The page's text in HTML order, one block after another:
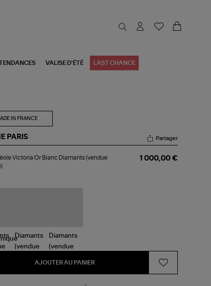
VALISE D'ÉTÉ LAST CHANCE
IN FRANCE
PARIS Partager
Victoria Or Blanc Diamants (vendue
1 000,00 €
AJOUTER AU PANIER